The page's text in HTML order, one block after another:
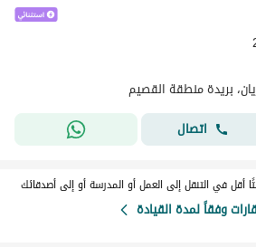
بريدة منطقة القصيم
اتصال
أقل في التنقل إلى العمل أو المدرسة أو إلى أصدقائك
وفقاً لمدة القيادة